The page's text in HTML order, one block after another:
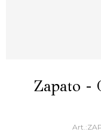
Zapato -